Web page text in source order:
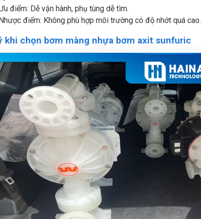
điểm: Dễ vận hành, phụ tùng dễ tìm.
điểm: Không phù hợp môi trường có độ nhớt quá cao.
khi chọn bơm màng nhựa bơm axit sunfuric